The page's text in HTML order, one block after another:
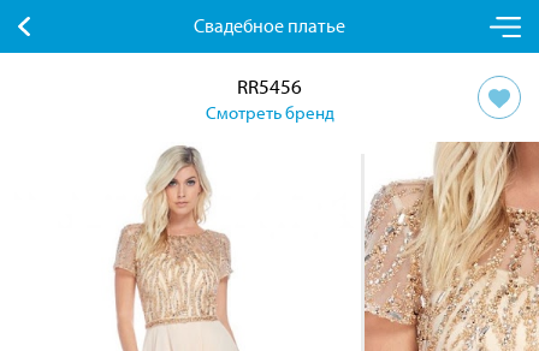
Свадебное платье
RR5456
Смотреть бренд